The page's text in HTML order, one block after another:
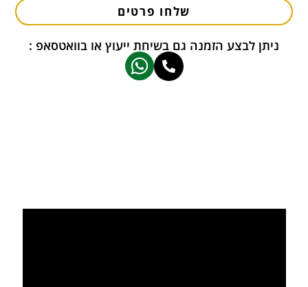
שלחו פרטים
ניתן לבצע הזמנה גם בשיחת ייעוץ או בוואטסאפ :